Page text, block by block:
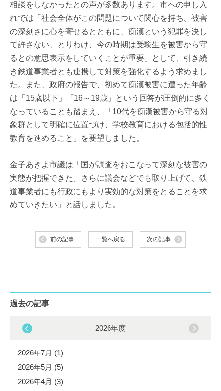
相談をしなかったとの声が多数あります。市への申し入
れでは「社会全体がこの問題について関心を持ち、被害
の深刻さに心を寄せるとともに、痴漢という犯罪を決し
て許さない、とりわけ、今の時期は受験生を被害から守
るとの意思表示をしていくことが重要」として、引き続
き鉄道事業者とも連携して対策を強化するよう求めまし
た。また、政府の報告で、初めて痴漢被害に遭った年齢
は「15歳以下」「16～19歳」という回答が圧倒的に多く
なっていることも踏まえ、「10代を痴漢被害から守る対
象群として明確に位置づけ、学校教育における包括的性
教育を進めること」を要望しました。
金子あきよ市議は「国が調査をおこなって深刻な被害の
実態が把握できた。さらに議会などでも取り上げて、鉄
道事業者にも行政にもより実効的な対策をとることを求
めていきたい」と話しました。
前の記事 一覧へ戻る 次の記事
過去の記事
2026年度
2026年7月 (1)
2026年5月 (5)
2026年4月 (3)